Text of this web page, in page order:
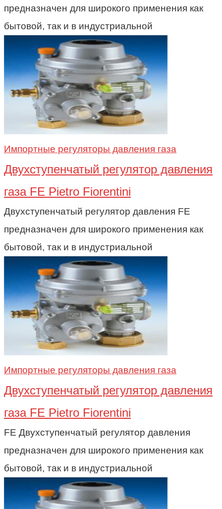
предназначен для широкого применения как
бытовой, так и в индустриальной
Импортные регуляторы давления газа
Двухступенчатый регулятор давления
газа FE Pietro Fiorentini
Двухступенчатый регулятор давления FE
предназначен для широкого применения как
бытовой, так и в индустриальной
Импортные регуляторы давления газа
Двухступенчатый регулятор давления
газа FE Pietro Fiorentini
FE Двухступенчатый регулятор давления
предназначен для широкого применения как
бытовой, так и в индустриальной